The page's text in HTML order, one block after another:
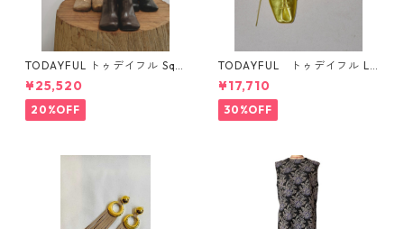
TODAYFUL トゥデイフル Squ
are Short Boots 12321008 1
2521006
¥25,520
20%OFF
TODAYFUL トゥデイフル La
ceup Leather Shoes 1232101
1
¥17,710
30%OFF